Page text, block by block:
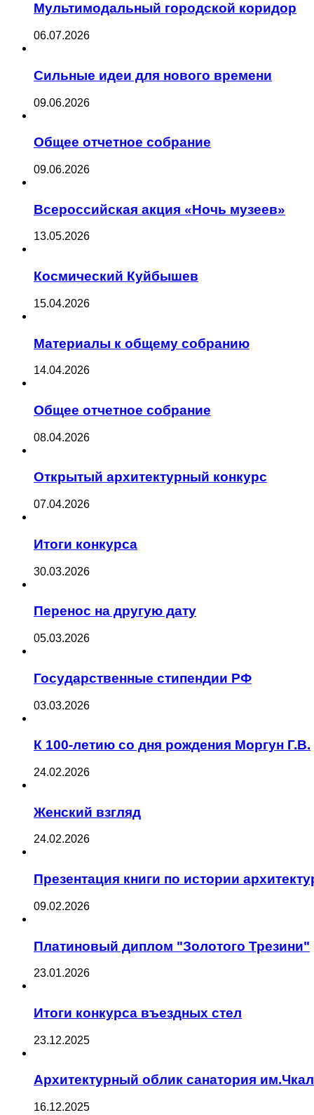
Мультимодальный городской коридор
06.07.2026
Сильные идеи для нового времени
09.06.2026
Общее отчетное собрание
09.06.2026
Всероссийская акция «Ночь музеев»
13.05.2026
Космический Куйбышев
15.04.2026
Материалы к общему собранию
14.04.2026
Общее отчетное собрание
08.04.2026
Открытый архитектурный конкурс
07.04.2026
Итоги конкурса
30.03.2026
Перенос на другую дату
05.03.2026
Государственные стипендии РФ
03.03.2026
К 100-летию со дня рождения Моргун Г.В.
24.02.2026
Женский взгляд
24.02.2026
Презентация книги по истории
09.02.2026
Платиновый диплом "Золотого Трезини"
23.01.2026
Итоги конкурса въездных стел
23.12.2025
Архитектурный облик санатория
16.12.2025